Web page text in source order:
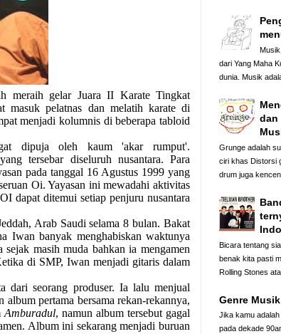
meraih gelar Juara II Karate Tingkat
masuk pelatnas dan melatih karate di
menjadi kolumnis di beberapa tabloid
dipuja oleh kaum 'akar rumput'.
tersebar diseluruh nusantara. Para
pada tanggal 16 Agustus 1999 yang
Oi. Yayasan ini mewadahi aktivitas
dapat ditemui setiap penjuru nusantara
Arab Saudi selama 8 bulan. Bakat
Iwan banyak menghabiskan waktunya
masih muda bahkan ia mengamen
di SMP, Iwan menjadi gitaris dalam
dari seorang produser. Ia lalu menjual
pertama bersama rekan-rekannya,
Amburadul, namun album tersebut gagal
Album ini sekarang menjadi buruan
dari Yang Maha
dunia. Musik
dan
Grunge adalah
ciri khas Distorsi
drum juga
Bicara tentang
benak kita pasti
Rolling Stones
Genre
Jika kamu
pada dekade